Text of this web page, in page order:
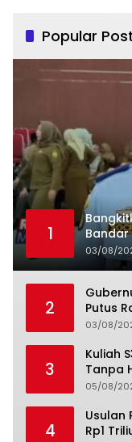
Popular
1
Bandar
03/08/
2
Putus
03/08/
3
Kuliah
Tanpa
05/08/
4
Usulan
Rp1